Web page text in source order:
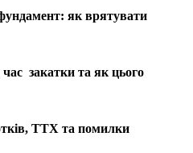
як врятувати
закатки та як цього
ТТХ та помилки